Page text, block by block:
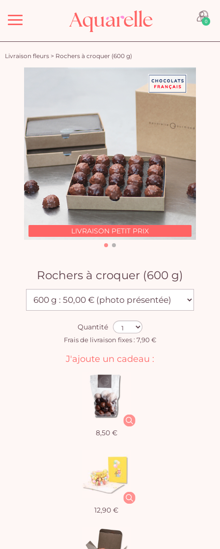
Menu 0
Livraison fleurs > Rochers à croquer (600 g)
LIVRAISON PETIT PRIX
Rochers à croquer (600 g)
Quantité
Frais de livraison fixes : 7,90 €
J'ajoute un cadeau :
8,50 €
12,90 €